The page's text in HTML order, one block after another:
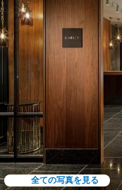
全ての写真を見る